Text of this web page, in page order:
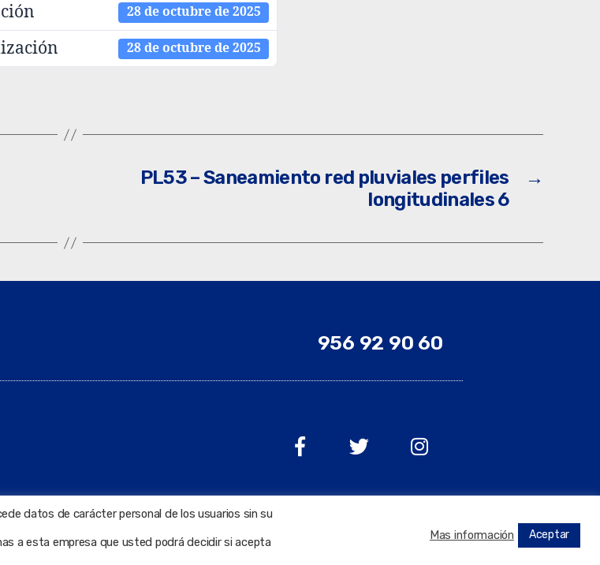
28 de octubre de 2025
28 de octubre de 2025
→
PL53 – Saneamiento red pluviales perfiles
longitudinales 6
956 92 90 60
datos de carácter personal de los usuarios sin su
a esta empresa que usted podrá decidir si acepta
Mas información Aceptar